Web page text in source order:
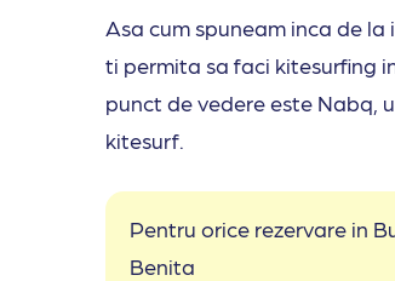
Asa cum spuneam inca de
ti permita sa faci kitesurfing
punct de vedere este Nabq,
kitesurf.
Pentru orice rezervare in
Benita